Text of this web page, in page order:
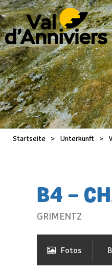
Startseite > Unterkunft >
B4 -
GRIMENTZ
Fotos